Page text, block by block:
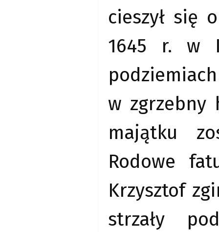
cieszył się
1645 r. w
w zgrzebny
majątku
Rodowe
Krzysztof
strzały